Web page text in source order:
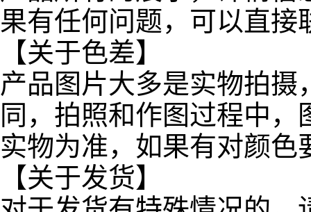
果有任何问题，可以直接
【关于色差】
产品图片大多是实物拍
同，拍照和作图过程中
实物为准，如果有对颜
【关于发货】